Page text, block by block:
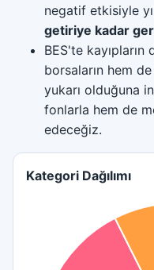
negatif etkisiyle
getiriye kadar
BES'te
borsaların hem
yukarı olduğuna
fonlarla hem de
edeceğiz.
Kategori Dağılımı